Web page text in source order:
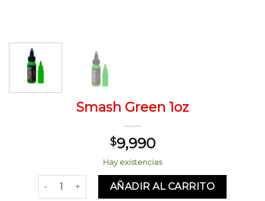
Smash Green 1oz
$9,990
Hay existencias
Smash Green 1oz cantidadAÑADIR AL CARRITO